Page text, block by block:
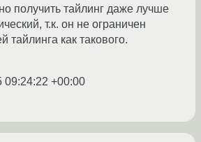
получить тайлинг даже лучше
т.к. он не ограничен
тайлинга как такового.
09:24:22 +00:00